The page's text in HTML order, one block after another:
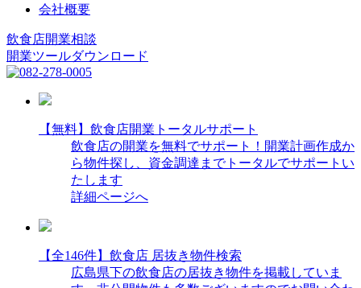
会社概要
飲食店開業相談
開業ツールダウンロード
【無料】飲食店開業トータルサポート
飲食店の開業を無料でサポート！開業計画作成か
ら物件探し、資金調達までトータルでサポートい
たします
詳細ページへ
【全146件】飲食店 居抜き物件検索
広島県下の飲食店の居抜き物件を掲載していま